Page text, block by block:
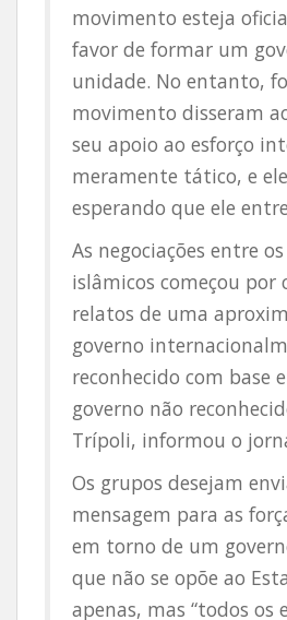
movimento esteja
favor de formar um
unidade. No entanto,
movimento disseram
seu apoio ao esforço
meramente tático, e
esperando que ele
As negociações entre
islâmicos começou por
relatos de uma
governo
reconhecido com base
governo não
Trípoli, informou o
Os grupos desejam
mensagem para as
em torno de um
que não se opõe ao
apenas, mas “todos os